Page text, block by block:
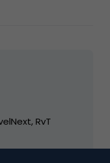
RvT